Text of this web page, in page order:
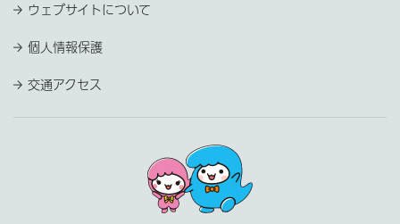
ウェブサイトについて
個人情報保護
交通アクセス